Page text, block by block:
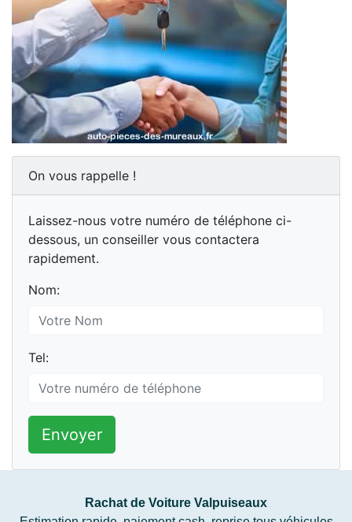
On vous rappelle !
Laissez-nous votre numéro de téléphone ci-
dessous, un conseiller vous contactera
rapidement.
Nom:
Tel:
Envoyer
Rachat de Voiture Valpuiseaux